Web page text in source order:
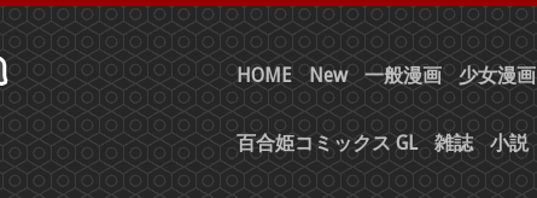
HOME New 一般漫画 少女漫画
百合姫コミックス GL 雑誌 小説